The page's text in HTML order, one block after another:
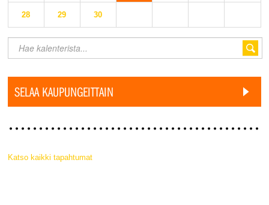
28 29 30
SELAA KAUPUNGEITTAIN
Katso kaikki tapahtumat